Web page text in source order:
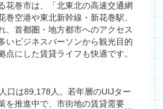
花巻市は、「北東北の高速交通網
巻空港や東北新幹線・新花巻駅、
、首都圏・地方都市へのアクセス
いビジネスパーソンから観光目的
点にした賃貸ライフも快適です。
口は89,178人。若年層のUIJター
を推進中で、市街地の賃貸需要や